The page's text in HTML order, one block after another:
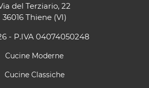
del Terziario, 22
36016 Thiene (VI)
- P.IVA 04074050248
Cucine Moderne
Cucine Classiche